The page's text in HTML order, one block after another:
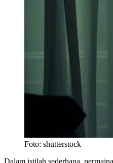
Foto: shutterstock